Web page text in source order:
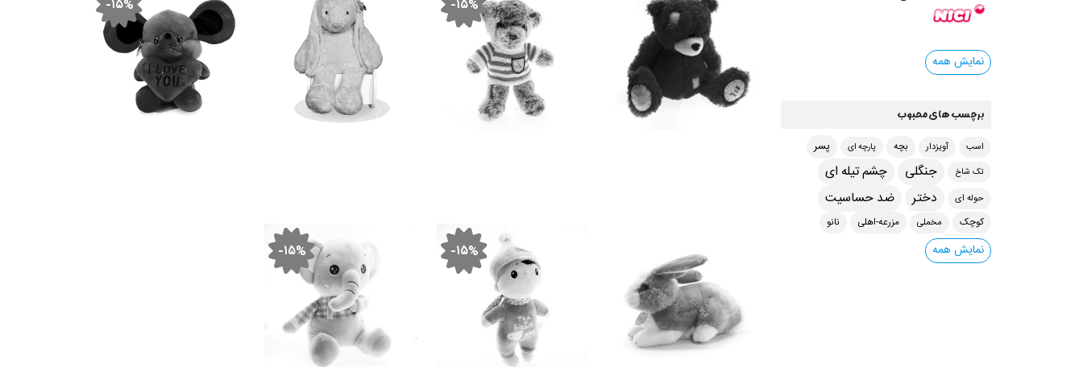
نمایش همه
برچسب های محبوب
اسب آویزدار بچه پارچه ای پسر
تک شاخ جنگلی چشم تیله ای
حوله ای دختر ضد حساسیت
کوچک مخملی مزرعه-اهلی نانو
نمایش همه
-۱۵% -۱۵%
-۱۵% -۱۵%